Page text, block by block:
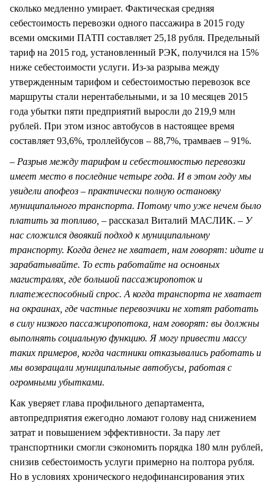
сколько медленно умирает. Фактическая средняя
себестоимость перевозки одного пассажира в 2015 году
всеми омскими ПАТП составляет 25,18 рубля. Предельный
тариф на 2015 год, установленный РЭК, получился на 15%
ниже себестоимости услуги. Из-за разрыва между
утвержденным тарифом и себестоимостью перевозок все
маршруты стали нерентабельными, и за 10 месяцев 2015
года убытки пяти предприятий выросли до 219,9 млн
рублей. При этом износ автобусов в настоящее время
составляет 93,6%, троллейбусов – 88,7%, трамваев – 91%.
– Разрыв между тарифом и себестоимостью перевозки
имеет место в последние четыре года. И в этом году мы
увидели апофеоз – практически полную остановку
муниципального транспорта. Потому что уже нечем было
платить за топливо, – рассказал Виталий МАСЛИК. – У
нас сложился двоякий подход к муниципальному
транспорту. Когда денег не хватает, нам говорят: идите и
зарабатывайте. То есть работайте на основных
магистралях, где большой пассажиропоток и
платежеспособный спрос. А когда транспорта не хватает
на окраинах, где частные перевозчики не хотят работать
в силу низкого пассажиропотока, нам говорят: вы должны
выполнять социальную функцию. Я могу привести массу
таких примеров, когда частники отказывались работать и
мы возвращали муниципальные автобусы, работая с
огромными убытками.
Как уверяет глава профильного департамента,
автопредприятия ежегодно ломают голову над снижением
затрат и повышением эффективности. За пару лет
транспортники смогли сэкономить порядка 180 млн рублей,
снизив себестоимость услуги примерно на полтора рубля.
Но в условиях хронического недофинансирования этих